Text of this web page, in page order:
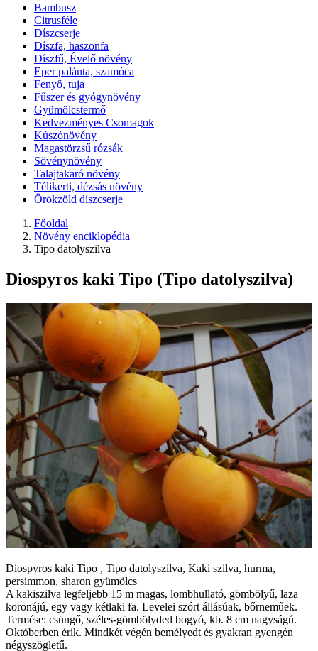
Bambusz
Citrusféle
Díszcserje
Díszfa, haszonfa
Díszfű, Évelő növény
Eper palánta, szamóca
Fenyő, tuja
Fűszer és gyógynövény
Gyümölcstermő
Kedvezményes Csomagok
Kúszónövény
Magastörzsű rózsák
Sövénynövény
Talajtakaró növény
Télikerti, dézsás növény
Örökzöld díszcserje
Főoldal
Növény enciklopédia
Tipo datolyszilva
Diospyros kaki Tipo (Tipo datolyszilva)
Diospyros kaki Tipo , Tipo datolyszilva, Kaki szilva, hurma,
persimmon, sharon gyümölcs
A kakiszilva legfeljebb 15 m magas, lombhullató, gömbölyű, laza
koronájú, egy vagy kétlaki fa. Levelei szórt állásúak, bőrneműek.
Termése: csüngő, széles-gömbölyded bogyó, kb. 8 cm nagyságú.
Októberben érik. Mindkét végén bemélyedt és gyakran gyengén
négyszögletű.